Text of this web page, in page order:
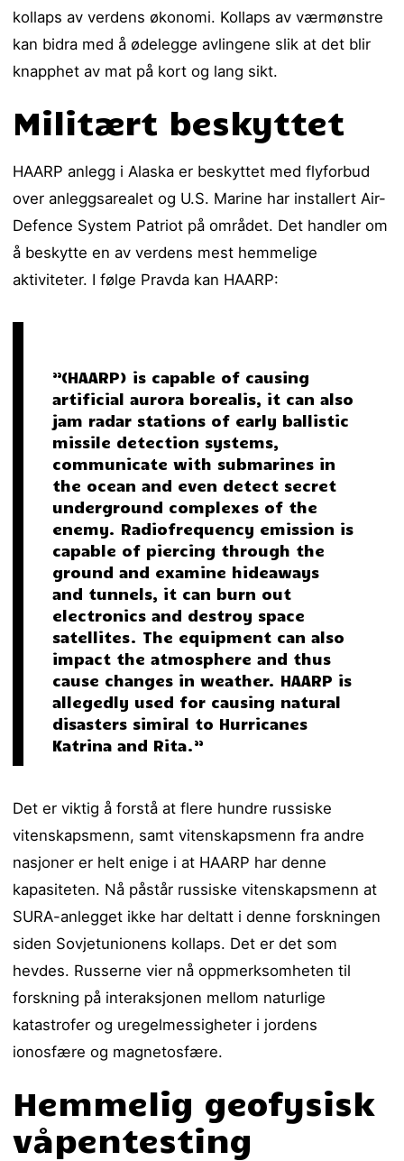
kollaps av verdens økonomi. Kollaps av værmønstre
kan bidra med å ødelegge avlingene slik at det blir
knapphet av mat på kort og lang sikt.
Militært beskyttet
HAARP anlegg i Alaska er beskyttet med flyforbud
over anleggsarealet og U.S. Marine har installert Air-
Defence System Patriot på området. Det handler om
å beskytte en av verdens mest hemmelige
aktiviteter. I følge Pravda kan HAARP:
”(HAARP) is capable of causing
artificial aurora borealis, it can also
jam radar stations of early ballistic
missile detection systems,
communicate with submarines in
the ocean and even detect secret
underground complexes of the
enemy. Radiofrequency emission is
capable of piercing through the
ground and examine hideaways
and tunnels, it can burn out
electronics and destroy space
satellites. The equipment can also
impact the atmosphere and thus
cause changes in weather. HAARP is
allegedly used for causing natural
disasters simiral to Hurricanes
Katrina and Rita.”
Det er viktig å forstå at flere hundre russiske
vitenskapsmenn, samt vitenskapsmenn fra andre
nasjoner er helt enige i at HAARP har denne
kapasiteten. Nå påstår russiske vitenskapsmenn at
SURA-anlegget ikke har deltatt i denne forskningen
siden Sovjetunionens kollaps. Det er det som
hevdes. Russerne vier nå oppmerksomheten til
forskning på interaksjonen mellom naturlige
katastrofer og uregelmessigheter i jordens
ionosfære og magnetosfære.
Hemmelig geofysisk
våpentesting